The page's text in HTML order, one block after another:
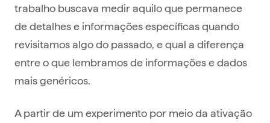
trabalho buscava medir aquilo que permanece
de detalhes e informações específicas quando
revisitamos algo do passado, e qual a diferença
entre o que lembramos de informações e dados
mais genéricos.
A partir de um experimento por meio da ativação